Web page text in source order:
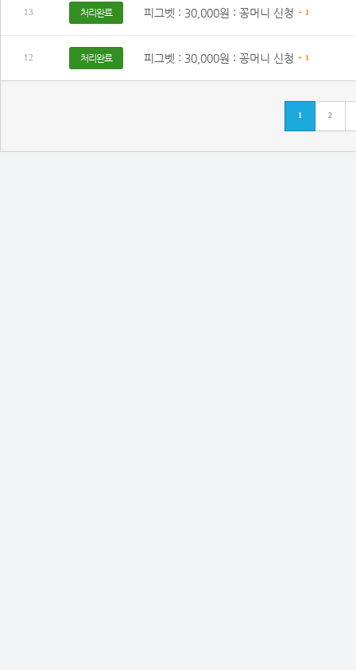
13 처리완료 피그벳 : 30,000원 : 꽁머니 신청 + 1
12 처리완료 피그벳 : 30,000원 : 꽁머니 신청 + 1
1 2